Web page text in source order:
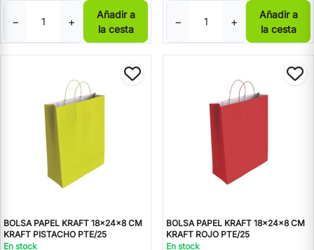
− +
Añadir a
la cesta
− +
Añadir a
la cesta
BOLSA PAPEL KRAFT 18x24x8 CM
KRAFT PISTACHO PTE/25
En stock
BOLSA PAPEL KRAFT 18x24x8 CM
KRAFT ROJO PTE/25
En stock